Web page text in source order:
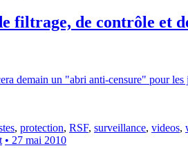
filtrage, de contrôle et
demain un "abri anti-censure" pour
, protection, RSF, surveillance, videos,
• 27 mai 2010